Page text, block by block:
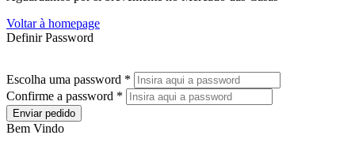
Voltar à homepage
Definir Password
Escolha uma password *
Confirme a password *
Enviar pedido
Bem Vindo